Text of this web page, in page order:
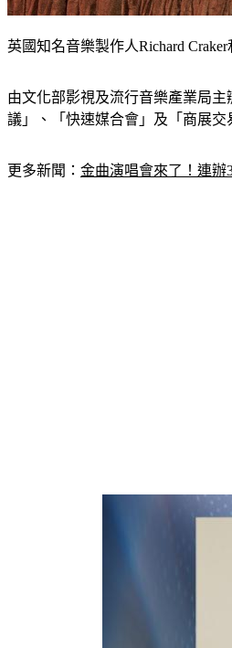
英國知名音樂製作人Richard
由文化部影視及流行音樂產業局
議」、「快速媒合會」及「商展
更多新聞： 金曲演唱會來了！連